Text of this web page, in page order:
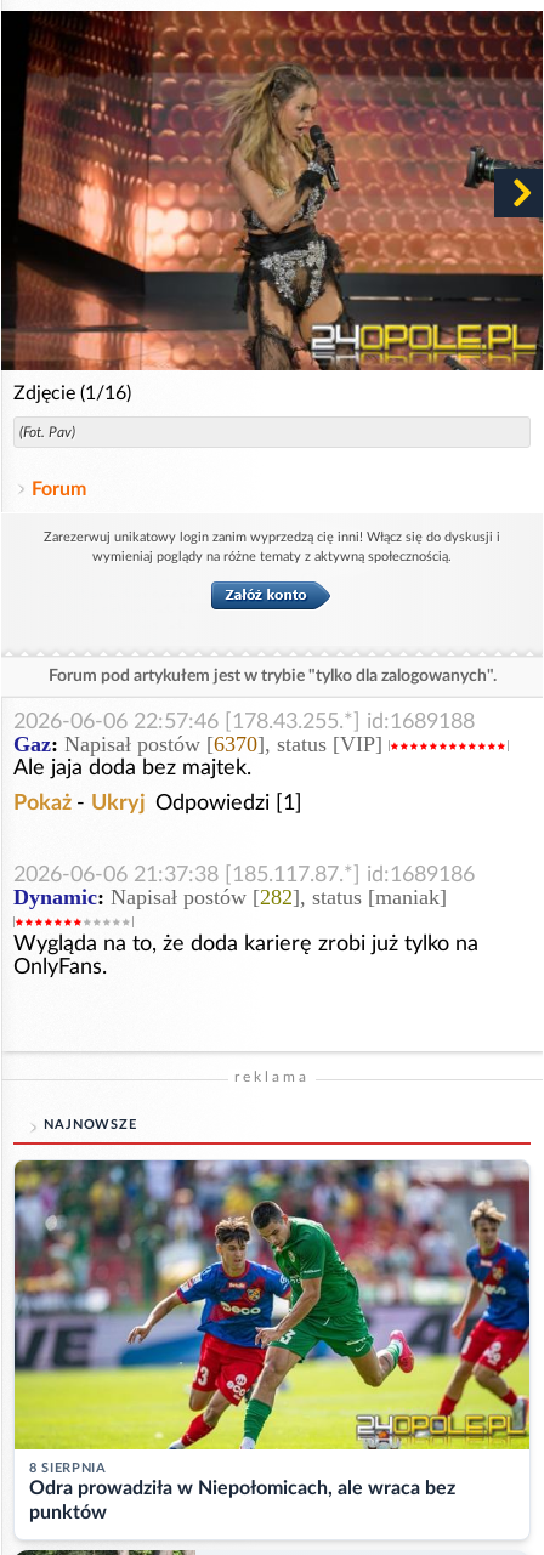
Zdjęcie (1/16)
(Fot. Pav)
Forum
Zarezerwuj unikatowy login zanim wyprzedzą cię inni! Włącz się do dyskusji i
wymieniaj poglądy na różne tematy z aktywną społecznością.
Forum pod artykułem jest w trybie "tylko dla zalogowanych".
2026-06-06 22:57:46 [178.43.255.*] id:1689188
Gaz: Napisał postów [6370], status [VIP]
Ale jaja doda bez majtek.
Pokaż - Ukryj Odpowiedzi [1]
2026-06-06 21:37:38 [185.117.87.*] id:1689186
Dynamic: Napisał postów [282], status [maniak]
Wygląda na to, że doda karierę zrobi już tylko na
OnlyFans.
reklama
NAJNOWSZE
8 SIERPNIA
Odra prowadziła w Niepołomicach, ale wraca bez
punktów